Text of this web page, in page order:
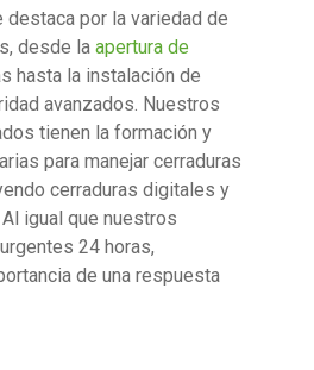
destaca por la variedad de
desde la apertura de
hasta la instalación de
avanzados. Nuestros
tienen la formación y
para manejar cerraduras
cerraduras digitales y
igual que nuestros
24 horas,
de una respuesta